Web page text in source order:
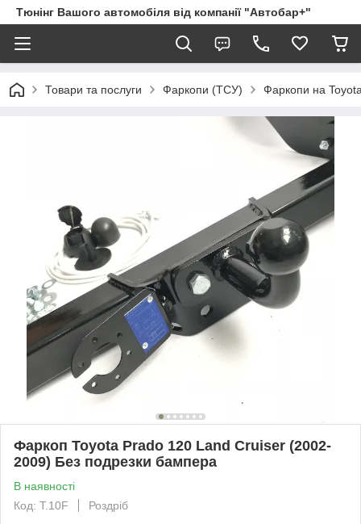
Тюнінг Вашого автомобіля від компанії "Автобар+"
Товари та послуги Фаркопи (ТСУ) Фаркопи на
Фаркоп Toyota Prado 120 Land Cruiser (2002-
2009) Без подрезки бампера
В наявності
Код: Т.10F
Роздріб